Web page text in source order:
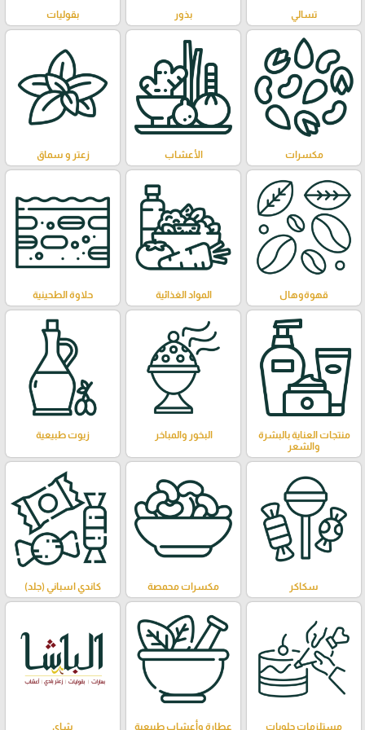
تسالي بذور بقوليات
مكسرات الأعشاب زعتر و سماق
قهوةوهال المواد الغذائية حلاوة الطحينية
منتجات العناية بالبشرة
والشعر
البخور والمباخر زيوت طبيعية
سكاكر مكسرات محمصة كاندي اسباني (جلد)
مستلزمات حلويات عطارة وأعشاب طبيعية شاي